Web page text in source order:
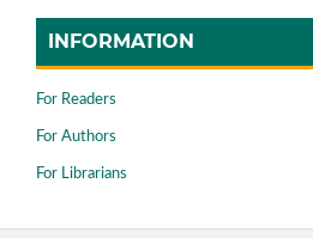
INFORMATION
For Readers
For Authors
For Librarians